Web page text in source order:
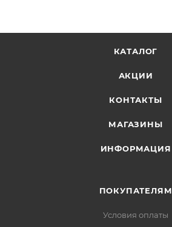
КАТАЛОГ
АКЦИИ
КОНТАКТЫ
МАГАЗИНЫ
ИНФОРМАЦИЯ
ПОКУПАТЕЛЯМ
Условия оплаты